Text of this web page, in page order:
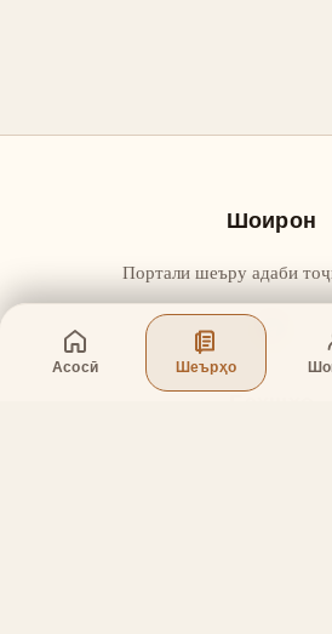
Асосӣ Шеърҳо
Шоирон
Портали шеъру адаби